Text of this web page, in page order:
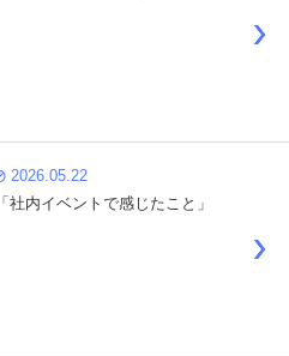
2026.05.22
「社内イベントで感じたこと」